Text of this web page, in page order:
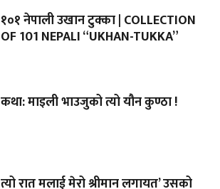
१०१ नेपाली उखान टुक्का | COLLECTION
OF 101 NEPALI “UKHAN-TUKKA”
कथा: माइली भाउजुको त्यो यौन कुण्ठा !
त्यो रात मलाई मेरो श्रीमान लगायत’ उसको